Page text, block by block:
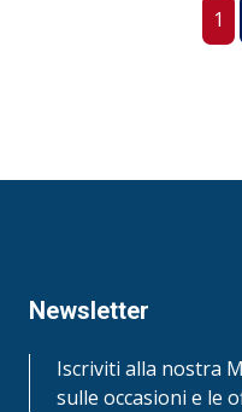
1
Newsletter
Iscriviti alla nostra
sulle occasioni e le